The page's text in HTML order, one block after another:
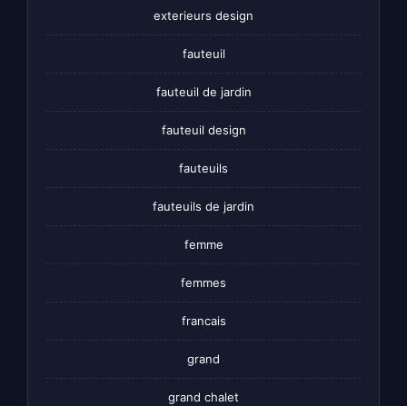
exterieurs design
fauteuil
fauteuil de jardin
fauteuil design
fauteuils
fauteuils de jardin
femme
femmes
francais
grand
grand chalet